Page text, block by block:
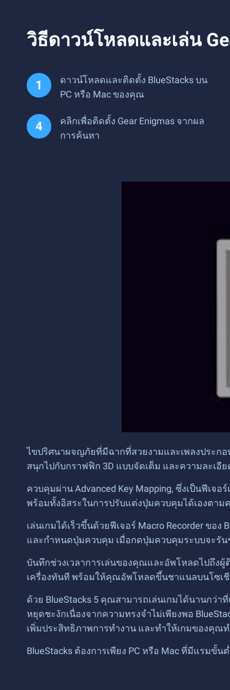
วิธีดาวน์โหลดและเล่น
ดาวน์โหลดและติดตั้ง BlueStacks บน
PC หรือ Mac ของคุณ
คลิกเพื่อติดตั้ง Gear Enigmas จากผล
การค้นหา
ไขปริศนาผจญภัยที่มีฉากที่สวยงามและเพลงประกอ
สนุกไปกับกราฟฟิก 3D แบบจัดเต็ม และความละเอี
ควบคุมผ่าน Advanced Key Mapping, ซึ่งเป็นฟีเจ
พร้อมทั้งอิสระในการปรับแต่งปุ่มควบคุมได้เองตาม
เล่นเกมได้เร็วขึ้นด้วยฟีเจอร์ Macro Recorder ข
และกำหนดปุ่มควบคุม เมื่อกดปุ่มควบคุมระบบจะรั
บันทึกช่วงเวลาการเล่นของคุณและอัพโหลดไปถึงผู้
เครื่องทันที พร้อมให้คุณอัพโหลดขึ้นชาแนลบนโซเชี
ด้วย BlueStacks 5 คุณสามารถเล่นเกมได้นานกว่
หยุดชะงักเนื่องจากความทรงจำไม่เพียงพอ
เพิ่มประสิทธิภาพการทำงาน และทำให้เกมของคุณ
BlueStacks ต้องการเพียง PC หรือ Mac ที่มีแรมขั้น